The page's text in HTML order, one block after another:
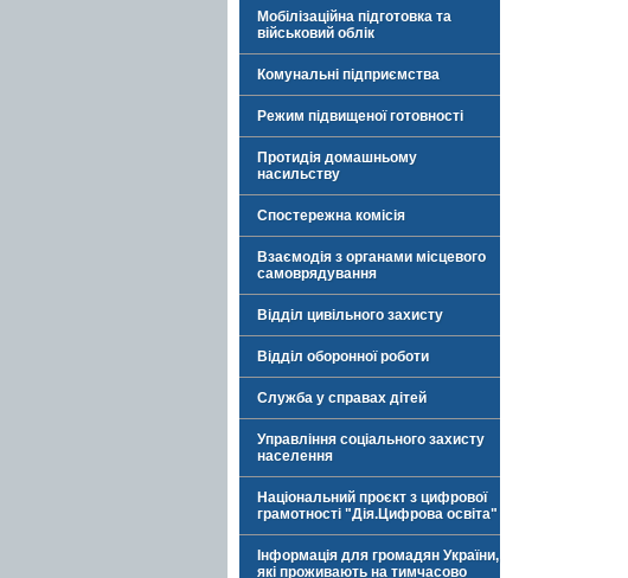
Мобілізаційна підготовка та
військовий облік
Комунальні підприємства
Режим підвищеної готовності
Протидія домашньому
насильству
Спостережна комісія
Взаємодія з органами місцевого
самоврядування
Відділ цивільного захисту
Відділ оборонної роботи
Служба у справах дітей
Управління соціального захисту
населення
Національний проєкт з цифрової
грамотності "Дія.Цифрова освіта"
Інформація для громадян України,
які проживають на тимчасово